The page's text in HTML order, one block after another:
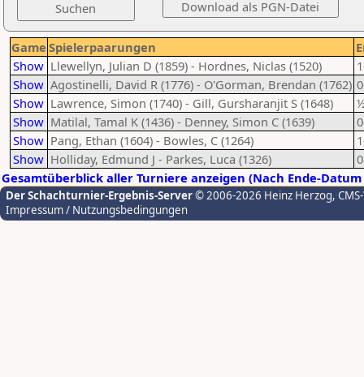
Game Spielerpaarungen
Show Llewellyn, Julian D (1859) - Hordnes, Niclas (1520)
Show Agostinelli, David R (1776) - O'Gorman, Brendan (1762)
Show Lawrence, Simon (1740) - Gill, Gursharanjit S (1648)
Show Matilal, Tamal K (1436) - Denney, Simon C (1639)
Show Pang, Ethan (1604) - Bowles, C (1264)
Show Holliday, Edmund J - Parkes, Luca (1326)
Gesamtüberblick aller Turniere anzeigen (Nach Ende-
Der Schachturnier-Ergebnis-Server© 2006-2026 Heinz Herzog,
Impressum / Nutzungsbedingungen